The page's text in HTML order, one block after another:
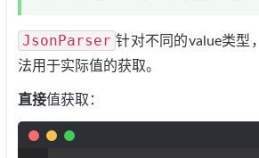
JsonParser 针对不同的value类型
法用于实际值的获取。
直接值获取：